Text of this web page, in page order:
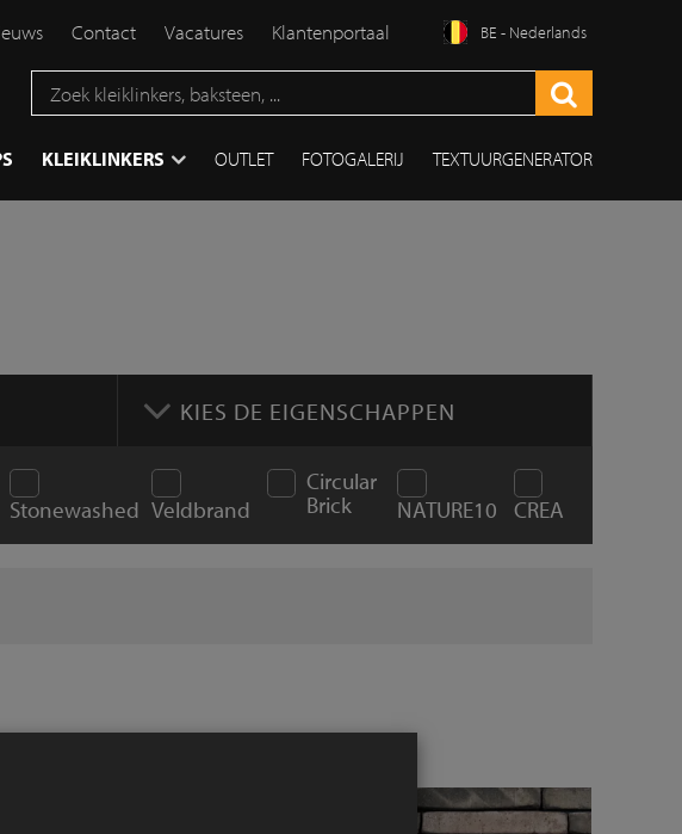
Contact Vacatures Klantenportaal BE - Nederlands
KLEIKLINKERS OUTLET FOTOGALERIJ TEXTUURGENERATOR
KIES DE EIGENSCHAPPEN
Stonewashed Veldbrand
Circular
Brick
NATURE10 CREA